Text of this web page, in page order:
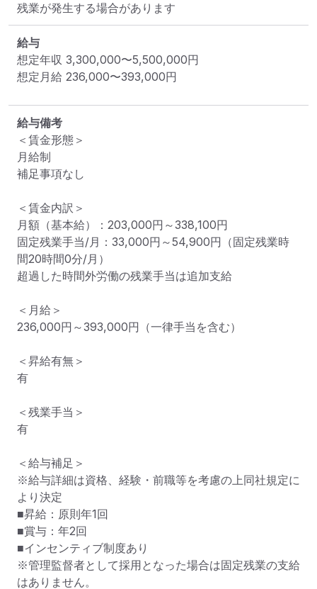
残業が発生する場合があります
給与
想定年収 3,300,000〜5,500,000円
想定月給 236,000〜393,000円
給与備考
＜賃金形態＞
月給制
補足事項なし
＜賃金内訳＞
月額（基本給）：203,000円～338,100円
固定残業手当/月：33,000円～54,900円（固定残業時
間20時間0分/月）
超過した時間外労働の残業手当は追加支給
＜月給＞
236,000円～393,000円（一律手当を含む）
＜昇給有無＞
有
＜残業手当＞
有
＜給与補足＞
※給与詳細は資格、経験・前職等を考慮の上同社規定に
より決定
■昇給：原則年1回
■賞与：年2回
■インセンティブ制度あり
※管理監督者として採用となった場合は固定残業の支給
はありません。